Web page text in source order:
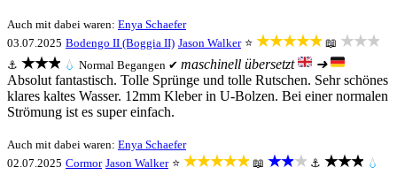
Auch mit dabei waren: Enya Schaefer
03.07.2025 Bodengo II (Boggia II) Jason Walker ⭐ ★★★★★ 📖 ★★★
⚓ ★★★ 💧 Normal Begangen ✔ maschinell übersetzt
➜
Absolut fantastisch. Tolle Sprünge und tolle Rutschen. Sehr schönes
klares kaltes Wasser. 12mm Kleber in U-Bolzen. Bei einer normalen
Strömung ist es super einfach.
Auch mit dabei waren: Enya Schaefer
02.07.2025 Cormor Jason Walker ⭐ ★★★★★ 📖 ★★★ ⚓ ★★★ 💧